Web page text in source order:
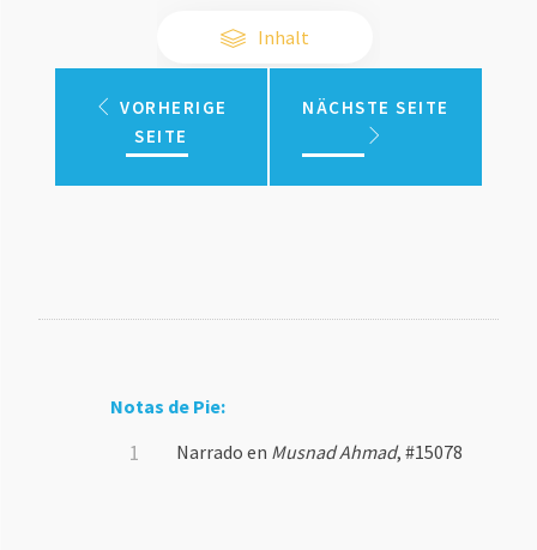
Inhalt
VORHERIGE
SEITE
NÄCHSTE SEITE
Notas de Pie:
Narrado en Musnad Ahmad, #15078